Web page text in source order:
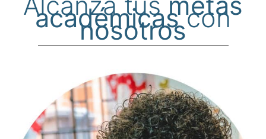
académicascon
nosotros